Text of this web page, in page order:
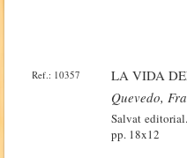
Ref.: 10357
LA VIDA
Quevedo,
Salvat
pp. 18x12